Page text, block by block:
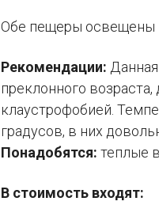
Обе пещеры освещены
Рекомендации:
преклонного
клаустрофобией.
градусов, в них
Понадобятся: теплые
В стоимость входят: